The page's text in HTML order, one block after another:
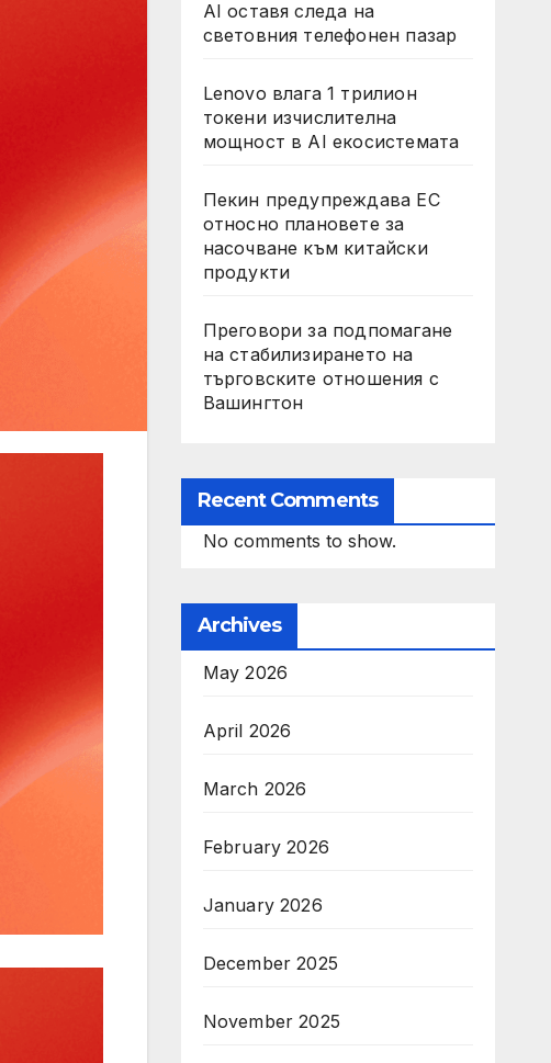
AI оставя следа на
световния телефонен пазар
Lenovo влага 1 трилион
токени изчислителна
мощност в AI екосистемата
Пекин предупреждава ЕС
относно плановете за
насочване към китайски
продукти
Преговори за подпомагане
на стабилизирането на
търговските отношения с
Вашингтон
Recent Comments
No comments to show.
Archives
May 2026
April 2026
March 2026
February 2026
January 2026
December 2025
November 2025